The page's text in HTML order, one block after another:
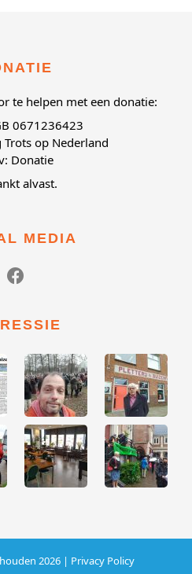
te helpen met een donatie:
0671236423
Trots op Nederland
Donatie
alvast.
MEDIA
2026 | Privacy Policy